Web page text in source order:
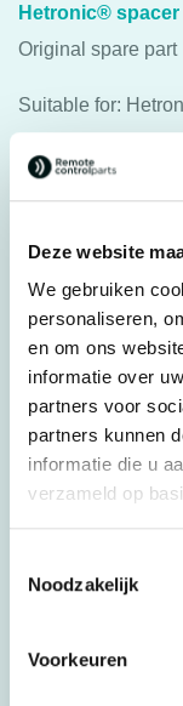
Deze website
We gebruiken
personaliseren,
en om ons
informatie over
partners voor
partners kunnen
informatie die u
verzameld op
Noodzakelijk
Voorkeuren
Hetronic®
Original spare part
Suitable for:
Original spare
For transmitter:
Specifications
Weight
Brands
Parts
Country of Origin
HS code
in the quote